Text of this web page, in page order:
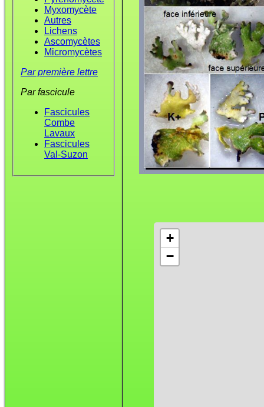
Myxomycète
Autres
Lichens
Ascomycètes
Micromycètes
Par première lettre
Par fascicule
Fascicules
Combe
Lavaux
Fascicules
Val-Suzon
+
−